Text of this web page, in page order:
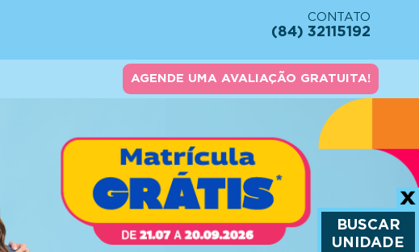
CONTATO
(84) 32115192
AGENDE UMA AVALIAÇÃO GRATUITA!
BUSCAR
UNIDADE